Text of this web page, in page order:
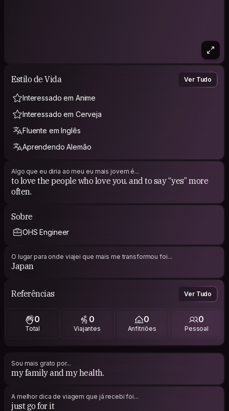
Estilo de Vida Ver Tudo
Interessado em Anime
Interessado em Cerveja
Fluente em Inglês
Aprendendo Alemão
Algo que eu diria ao meu eu mais jovem é...
to love the people who love you. and to say “yes” more
often.
Sobre
OHS Engineer
O lugar para onde viajei que mais me transformou foi...
Japan
Referências Ver Tudo
0
Total
0
Viajantes
0
Anfitriões
0
Pessoal
Sou mais grato por...
my family and my health.
A melhor dica de viagem que já recebi foi...
just go for it